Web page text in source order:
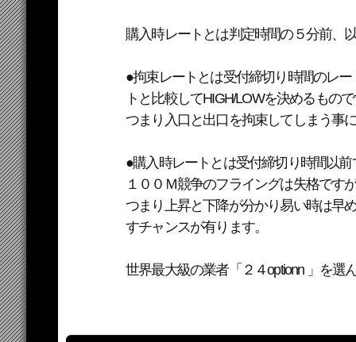
購入時レートとは判定時間の５分前、
●拘束レートとは受付締切り時間のレ
トと比較してHIGH/LOWを決めるもの
つまり入口と出口を拘束してしまう事
●購入時レートとは受付締切り時間以
１００Ｍ競争のフライングは失格です
つまり上昇と下降が分かり易い時は早
すチャンスが有ります。
世界最大級の業者「２４optionn 」を選